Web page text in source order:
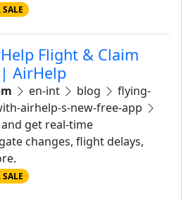
SALE
Flight & Claim
AirHelp
en-int blog
flying-
airhelp-s-new-free-app
get real-time
changes, flight delays,
SALE